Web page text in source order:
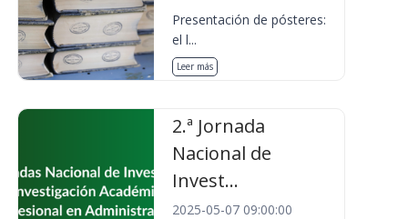
Presentación de pósteres:
el l...
Leer más
2.ª Jornada
Nacional de
Invest...
2025-05-07 09:00:00